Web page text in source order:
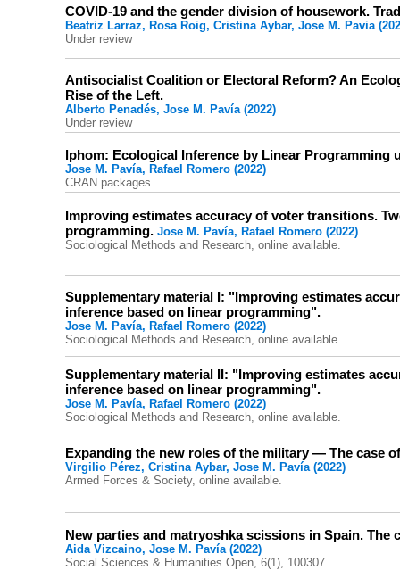
COVID-19 and the gender division of housework.
Beatriz Larraz, Rosa Roig, Cristina Aybar, Jose M. Pavia
Under review
Antisocialist Coalition or Electoral Reform? An
Rise of the Left.
Alberto Penadés, Jose M. Pavía (2022)
Under review
lphom: Ecological Inference by Linear Programming
Jose M. Pavía, Rafael Romero (2022)
CRAN packages.
Improving estimates accuracy of voter transitions.
programming. Jose M. Pavía, Rafael Romero (2022)
Sociological Methods and Research, online available.
Supplementary material I: "Improving estimates
inference based on linear programming".
Jose M. Pavía, Rafael Romero (2022)
Sociological Methods and Research, online available.
Supplementary material II: "Improving estimates
inference based on linear programming".
Jose M. Pavía, Rafael Romero (2022)
Sociological Methods and Research, online available.
Expanding the new roles of the military — The case
Virgilio Pérez, Cristina Aybar, Jose M. Pavía (2022)
Armed Forces & Society, online available.
New parties and matryoshka scissions in Spain. The
Aida Vizcaino, Jose M. Pavía (2022)
Social Sciences & Humanities Open, 6(1), 100307.